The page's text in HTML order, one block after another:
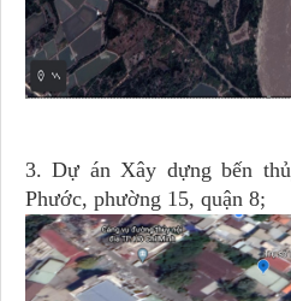
3.Dự ánXây dựng bến
Phước, phường 15, quận 8;